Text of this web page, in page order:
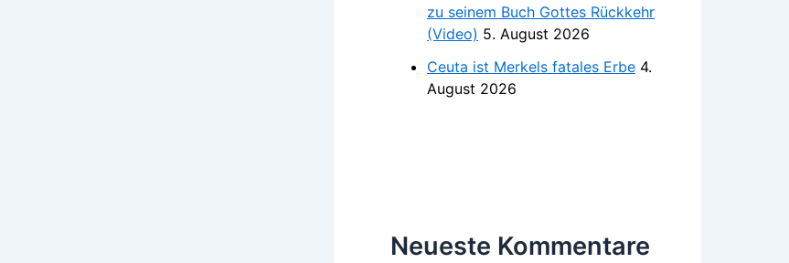
zu seinem Buch Gottes Rückkehr
(Video) 5. August 2026
Ceuta ist Merkels fatales Erbe 4.
August 2026
Neueste Kommentare